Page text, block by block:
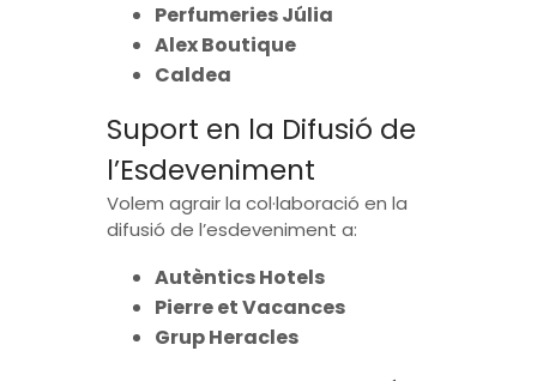
Perfumeries Júlia
Alex Boutique
Caldea
Suport en la Difusió de
l’Esdeveniment
Volem agrair la col·laboració en la
difusió de l’esdeveniment a:
Autèntics Hotels
Pierre et Vacances
Grup Heracles